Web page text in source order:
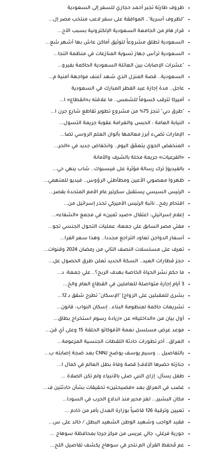
ظروف طارئة تجبر أحمد حجازي للسفر إلى السعودية
"لظروف أسرية".. الموافقة على سفر لاعب منتخب مصر إل...
قرار هام من الجامعة السعودية الإلكترونية بسبب الأح...
السعودية تطلق مشروعاً لتوثيق أماكن عاش بها أشهر شع...
​السعودية ترأس جهاز تسوية المنازعات في منظمة التجا...
"عشرات الإصابات بين العائلة السعودية الحاكمة بفيرو...
السعودية.. قصة المنزل الذي شهد أعنف مواجهة أمنية م...
عاجل.. مدة إجازة عيد الفطر المبارك في السعودية
أميركا تترقب كسوفاً للشمس.. ما علاقته بـ«انقطاع» ا...
"طرق دبي" تنجز 75% من مشروع تطوير تقاطع شارع جرن ا...
النيابة العامة : الحبس والغرامة عقوبة جريمة التسول...
الإمارات تضيء أبرز معالمها بألوان العلم الروسي تضا...
المنخفض الجوي يتعمّق اليوم.. وانخفاض جديد في «الحر...
«الفرعيات» جريمة مخلة بالشرف والأمانة
بالفيديو| ترك رسالة مؤثرة على فيسبوك.. شاب ينهي حي...
ظهروا معصوبي الأعين ومطأطئي الرؤوس.. فيديو للمتهمي...
الرئيس السيسي يستقبل سكرتير عام الأمم المتحدة بقصر...
اقتحام رفح.. نائبة الرئيس الأميركي تحذر إسرائيل من...
إعلام إسرائيلي: اعتقال «صيد ثمين» في مجمع «الشفاء»...
مفتي مصر السابق علي جمعة: عمليات التحول الجنسي تجو...
أسعار الدواجن تعاود التراجع مجددا.. وهذا سعر الفرا...
تعرف على مسلسلات النصف الثاني من رمضان 2024 وقنوات...
حجز قطارات العيد.. السكة الحديد تعلن طرق الحصول عل...
ما حكم نشر الحياة الخاصة بهدف الربح؟.. علي جمعة: د...
3 أيام إجازة متواصلة للعاملين في القطاع العام والخ...
بشرى للمقبلين على الزواج| "الإسكان" تطرح شقق بـ 12...
تشريعات حاكمة لمنظومة البناء.. إسكان النواب: قانون...
أول بيان من «الداخلية» عن «زيادة رسوم استخراج بطاق...
موعد عرض مسلسل نعمة الأفوكاتو الحلقة 15 وعلى أي قن...
العراق.. آخر تطورات حادثة اللقطات الجنسية المزعومة...
بالتفاصيل .. وسيم يوسف يوضح لـCNN بعد ضجة إصابته ب...
جنازته حضرها الآلاف| قصة وفاة بطل العالم في كمال ا...
طفل يسأل: إزاى النبي صلى بالأنبياء ولم تكن الصلاة ...
غضب في العراق بعد «فضيحتين» تحقيقات بشأن حادثتين ف...
مكان البشير... لغز محير منذ اندلاع الحرب في السودا...
تعيين وترقية 126 قاضياً بوزارة العدل بأمر من خادم ...
فقيد الواجب وشهيد الوطن الشهيد البطل / خالد على س...
حورية فرغلي: جالي عريس من مركز جرجا بمحافظة سوهاج ...
عم مُحفظ القرآن الم.نتحر في سوهاج يكشف تفاصيل اللح...